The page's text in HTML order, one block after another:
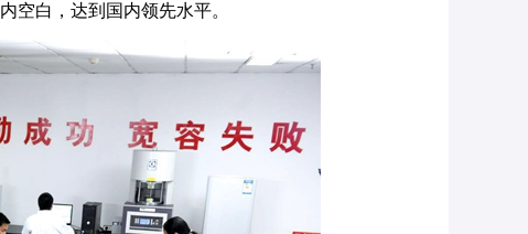
空白，达到国内领先水平。